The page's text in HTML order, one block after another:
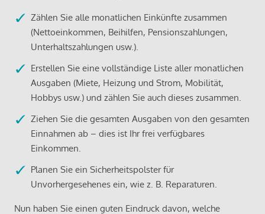
Zählen Sie alle monatlichen Einkünfte zusammen
(Nettoeinkommen, Beihilfen, Pensionszahlungen,
Unterhaltszahlungen usw.).
Erstellen Sie eine vollständige Liste aller monatlichen
Ausgaben (Miete, Heizung und Strom, Mobilität,
Hobbys usw.) und zählen Sie auch dieses zusammen.
Ziehen Sie die gesamten Ausgaben von den gesamten
Einnahmen ab – dies ist Ihr frei verfügbares
Einkommen.
Planen Sie ein Sicherheitspolster für
Unvorhergesehenes ein, wie z. B. Reparaturen.
Nun haben Sie einen guten Eindruck davon, welche